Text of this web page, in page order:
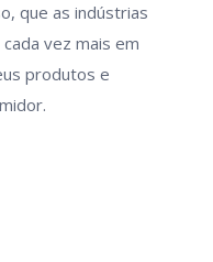
que as indústrias
vez mais em
produtos e